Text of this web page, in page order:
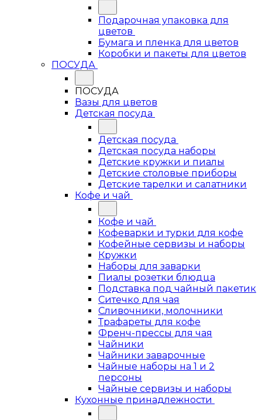
Подарочная упаковка для
цветов
Бумага и пленка для цветов
Коробки и пакеты для цветов
ПОСУДА
ПОСУДА
Вазы для цветов
Детская посуда
Детская посуда
Детская посуда наборы
Детские кружки и пиалы
Детские столовые приборы
Детские тарелки и салатники
Кофе и чай
Кофе и чай
Кофеварки и турки для кофе
Кофейные сервизы и наборы
Кружки
Наборы для заварки
Пиалы розетки блюдца
Подставка под чайный пакетик
Ситечко для чая
Сливочники, молочники
Трафареты для кофе
Френч-прессы для чая
Чайники
Чайники заварочные
Чайные наборы на 1 и 2
персоны
Чайные сервизы и наборы
Кухонные принадлежности